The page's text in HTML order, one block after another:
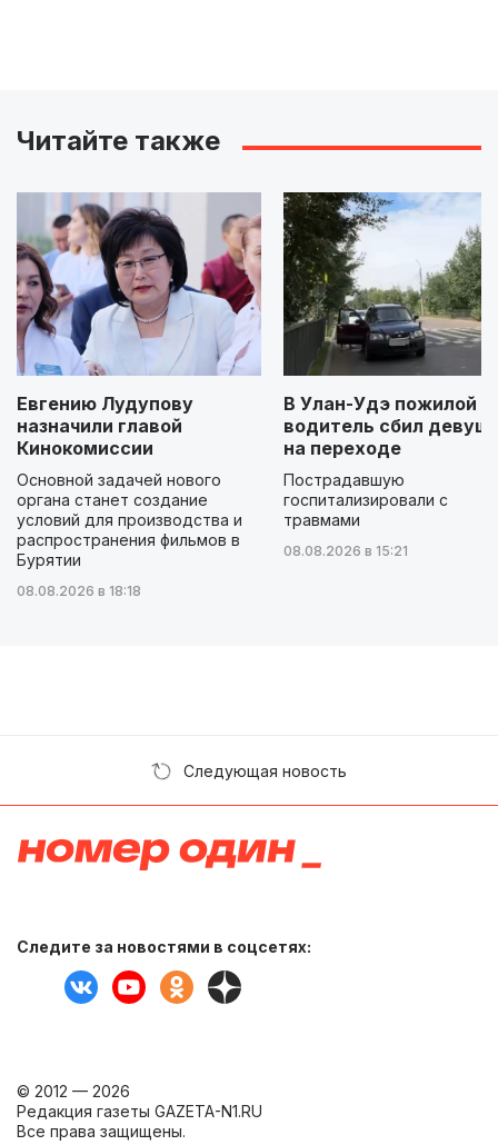
Читайте также
Евгению Лудупову
назначили главой
Кинокомиссии
Основной задачей нового
органа станет создание
условий для производства и
распространения фильмов в
Бурятии
08.08.2026 в 18:18
В Улан-Удэ пожилой
водитель сбил
на переходе
Пострадавшую
госпитализировали с
травмами
08.08.2026 в 15:21
Следующая новость
Следите за новостями в соцсетях:
© 2012 — 2026
Редакция газеты GAZETA-N1.RU
Все права защищены.